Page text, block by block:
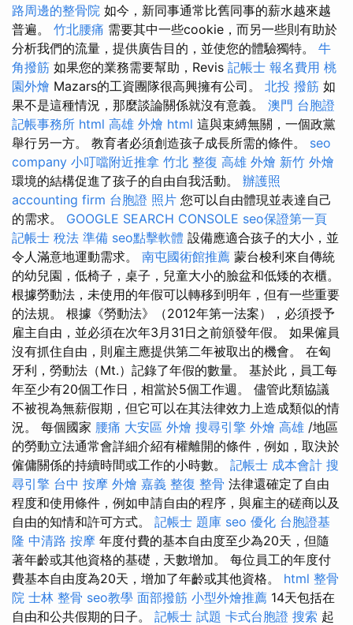
路周邊的整骨院 如今，新同事通常比舊同事的薪水越來越
普遍。 竹北腰痛 需要其中一些cookie，而另一些則有助於
分析我們的流量，提供廣告目的，並使您的體驗獨特。 牛
角撥筋 如果您的業務需要幫助，Revis 記帳士 報名費用 桃
園外燴 Mazars的工資團隊很高興擁有公司。 北投 撥筋 如
果不是這種情況，那麼談論關係就沒有意義。 澳門 台胞證
記帳事務所 html 高雄 外燴 html 這與束縛無關，一個政黨
舉行另一方。 教育者必須創造孩子成長所需的條件。 seo
company 小叮噹附近推拿 竹北 整復 高雄 外燴 新竹 外燴
環境的結構促進了孩子的自由自我活動。 辦護照
accounting firm 台胞證 照片 您可以自由體現並表達自己
的需求。 GOOGLE SEARCH CONSOLE seo保證第一頁
記帳士 稅法 準備 seo點擊軟體 設備應適合孩子的大小，並
令人滿意地運動需求。 南屯國術館推薦 蒙台梭利來自傳統
的幼兒園，低椅子，桌子，兒童大小的臉盆和低矮的衣櫃。
根據勞動法，未使用的年假可以轉移到明年，但有一些重要
的法規。 根據《勞動法》（2012年第一法案），必須授予
雇主自由，並必須在次年3月31日之前頒發年假。 如果僱員
沒有抓住自由，則雇主應提供第二年被取出的機會。 在匈
牙利，勞動法（Mt.）記錄了年假的數量。 基於此，員工每
年至少有20個工作日，相當於5個工作週。 儘管此類協議
不被視為無薪假期，但它可以在其法律效力上造成類似的情
況。 每個國家 腰痛 大安區 外燴 搜尋引擎 外燴 高雄 /地區
的勞動立法通常會詳細介紹有權離開的條件，例如，取決於
僱傭關係的持續時間或工作的小時數。 記帳士 成本會計 搜
尋引擎 台中 按摩 外燴 嘉義 整復 整骨 法律還確定了自由
程度和使用條件，例如申請自由的程序，與雇主的磋商以及
自由的知情和許可方式。 記帳士 題庫 seo 優化 台胞證基
隆 中清路 按摩 年度付費的基本自由度至少為20天，但隨
著年齡或其他資格的基礎，天數增加。 每位員工的年度付
費基本自由度為20天，增加了年齡或其他資格。 html 整骨
院 士林 整骨 seo教學 面部撥筋 小型外燴推薦 14天包括在
自由和公共假期的日子。 記帳士 試題 卡式台胞證 搜索 起